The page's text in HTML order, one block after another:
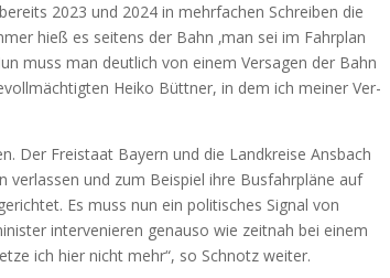
2023 und 2024 in mehr­fa­chen Schrei­ben die
hieß es sei­tens der Bahn ‚man sei im Fahr­plan
muss man deut­lich von einem Ver­sa­gen der Bahn
Hei­ko Bütt­ner, in dem ich mei­ner Ver­
Der Frei­staat Bay­ern und die Land­krei­se Ans­bach
ver­las­sen und zum Bei­spiel ihre Bus­fahr­plä­ne auf
Es muss nun ein poli­ti­sches Signal von
inter­ve­nie­ren genau­so wie zeit­nah bei einem
ich hier nicht mehr“, so Schnotz wei­ter.